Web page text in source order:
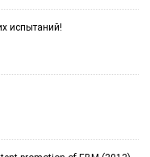
испытаний!